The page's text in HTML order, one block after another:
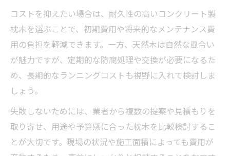
施工前に知っておきたい外構工事の基礎知
枕木敷の外構工事で重視すべき耐久性と安
全性
費用を抑えた外構工事のコツと比較の進め方
法
複数業者で比較する外構工事のポイント紹
介
コストを抑えたい場合は、耐久性の高いコンクリート製
枕木を選ぶことで、初期費用や将来的なメンテナンス費
用の負担を軽減できます。一方、天然木は自然な風合い
が魅力ですが、定期的な防腐処理や交換が必要になるた
め、長期的なランニングコストも視野に入れて検討しま
しょう。
失敗しないためには、業者から複数の提案や見積もりを
取り寄せ、用途や予算感に合った枕木を比較検討するこ
とが大切です。現場の状況や施工面積によっても費用が